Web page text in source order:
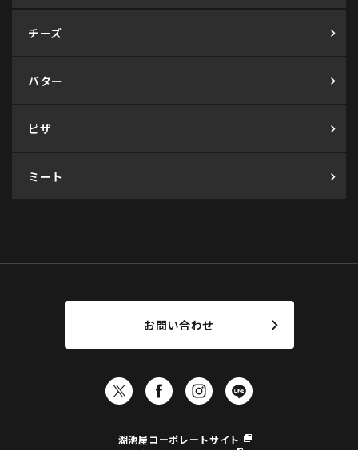
チーズ
バター
ピザ
ミート
お問い合わせ
湖池屋コーポレートサイト